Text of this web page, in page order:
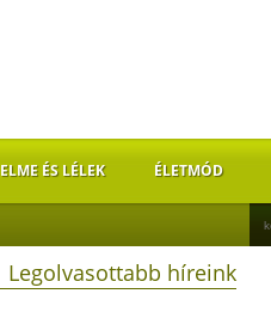
ELME ÉS LÉLEK ÉLETMÓD
Legolvasottabb híreink